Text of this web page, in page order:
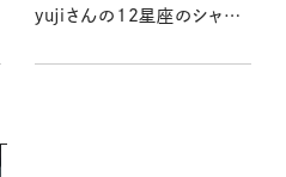
yujiさんの12星座のシャド